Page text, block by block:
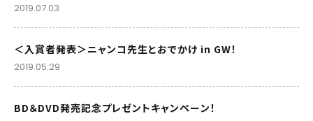
2019.07.03
＜入賞者発表＞ニャンコ先生とおでかけ in GW！
2019.05.29
BD＆DVD発売記念プレゼントキャンペーン！